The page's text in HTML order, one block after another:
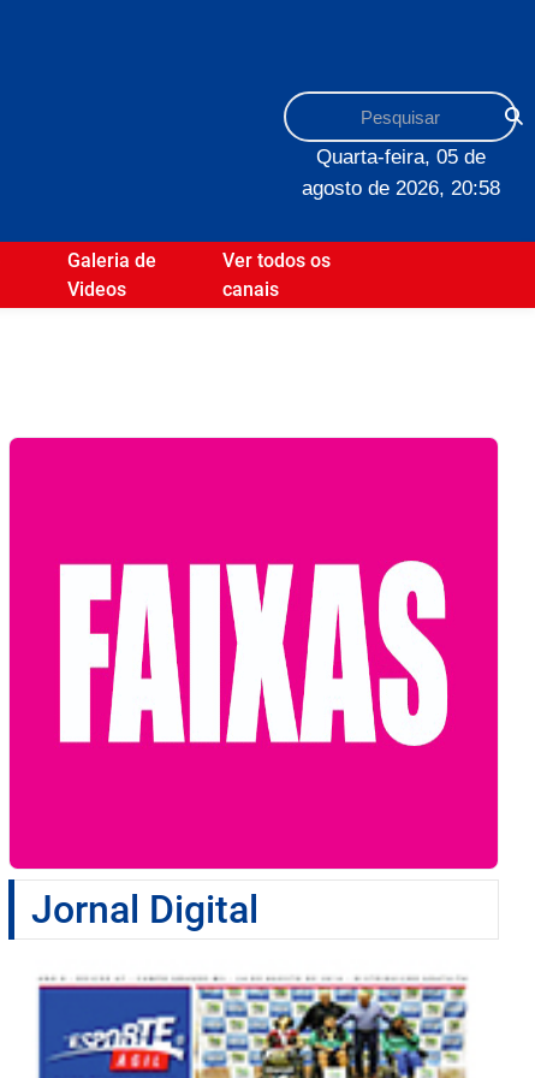
Quarta-feira, 05 de
agosto de 2026, 20:58
Galeria de
Videos
Ver todos os
canais
Jornal Digital